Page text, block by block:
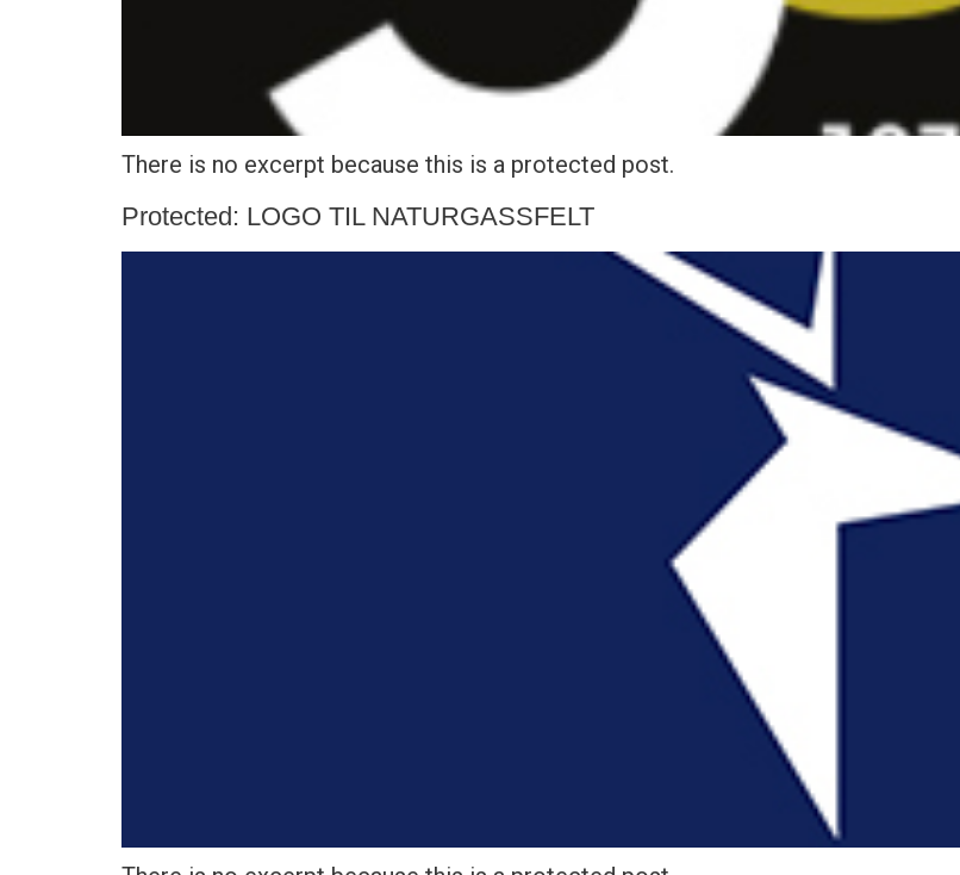
There is no excerpt because this is a protected post.
Protected: LOGO TIL NATURGASSFELT